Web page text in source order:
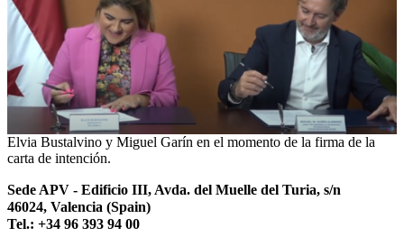
Elvia Bustalvino y Miguel Garín en el momento de la firma de la
carta de intención.
Sede APV - Edificio III, Avda. del Muelle del Turia, s/n
46024, Valencia (Spain)
Tel.: +34 96 393 94 00